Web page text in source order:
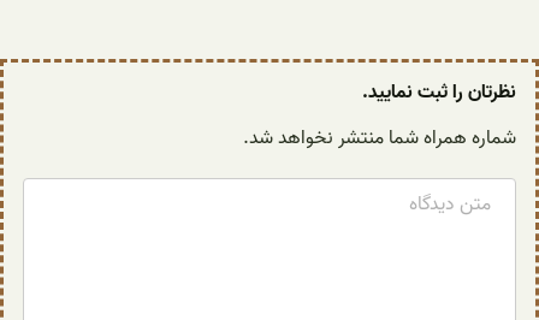
نظرتان را ثبت نمایید.
شماره همراه شما منتشر نخواهد شد.